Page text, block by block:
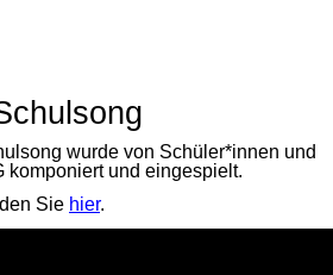
wurde von Schüler*innen und
komponiert und eingespielt.
Sie hier.